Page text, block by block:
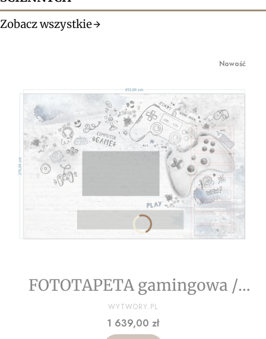
Zobacz wszystkie
Nowość
FOTOTAPETA gamingowa /
STUCCO / Wallfix Contract
Heavy 2,5 kg
PRODUCENT
WYTWORY.PL
Cena
1 639,00 zł